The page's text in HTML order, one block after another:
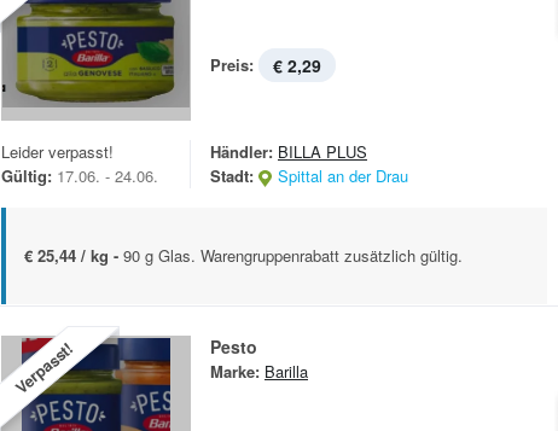
Preis: € 2,29
Leider verpasst!
Gültig: 17.06. - 24.06.
Händler: BILLA PLUS
Stadt:
Spittal an der Drau
€ 25,44 / kg - 90 g Glas. Warengruppenrabatt zusätzlich gültig.
Verpasst! Pesto
Marke: Barilla